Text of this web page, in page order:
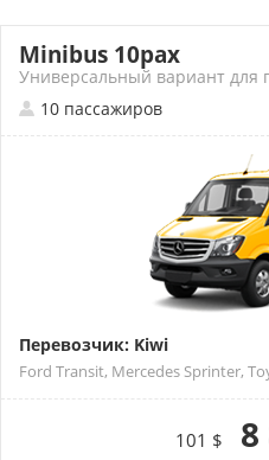
Minibus 10pax
Универсальный вариант для
10 пассажиров
Перевозчик: Kiwi
Ford Transit, Mercedes Sprinter,
101 $ 8